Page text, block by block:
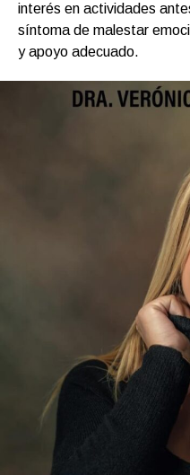
interés en actividades
síntoma de malestar
y apoyo adecuado.